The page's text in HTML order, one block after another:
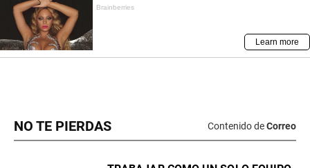
NO TE PIERDAS Contenido deCorreo